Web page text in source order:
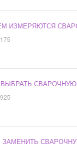
ИЗМЕРЯЮТСЯ
ВЫБРАТЬ
ЗАМЕНИТЬ